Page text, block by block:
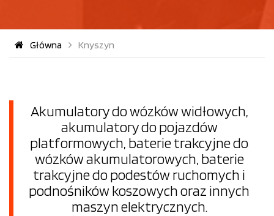
Główna Knyszyn
Akumulatory do wózków widłowych,
akumulatory do pojazdów
platformowych, baterie trakcyjne do
wózków akumulatorowych, baterie
trakcyjne do podestów ruchomych i
podnośników koszowych oraz innych
maszyn elektrycznych.